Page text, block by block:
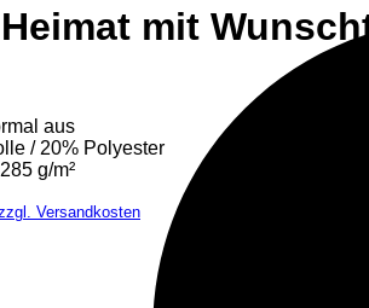
mit
aus
/ 20% Polyester
g/m²
Versandkosten